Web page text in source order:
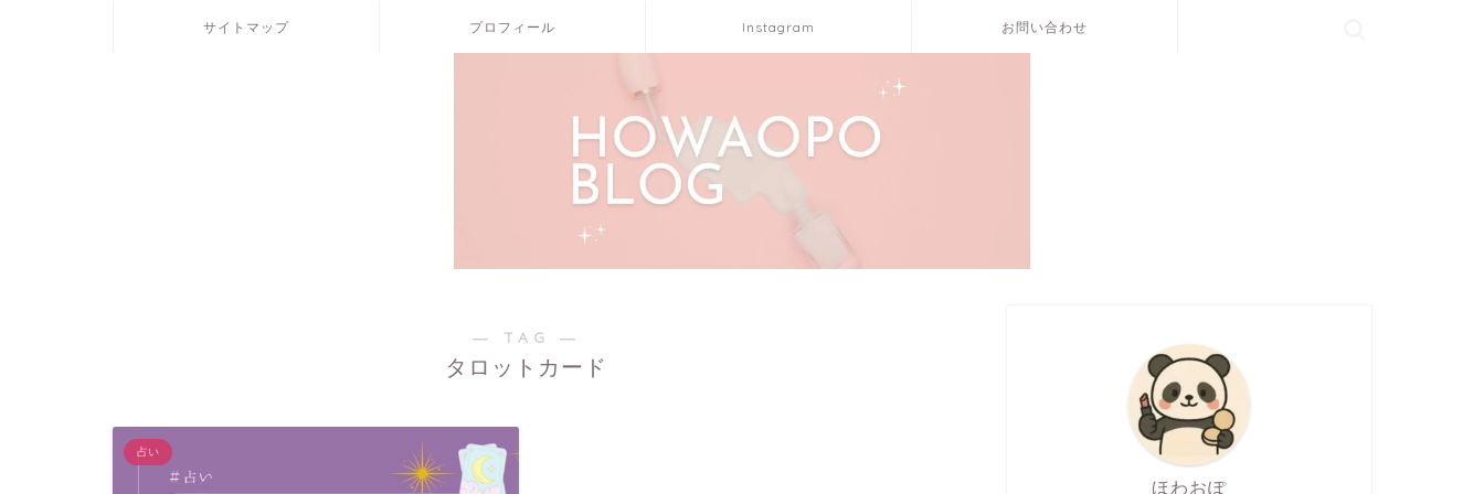
サイトマップ プロフィール Instagram お問い合わせ
― TAG ―
タロットカード
占い
ほわおぽ